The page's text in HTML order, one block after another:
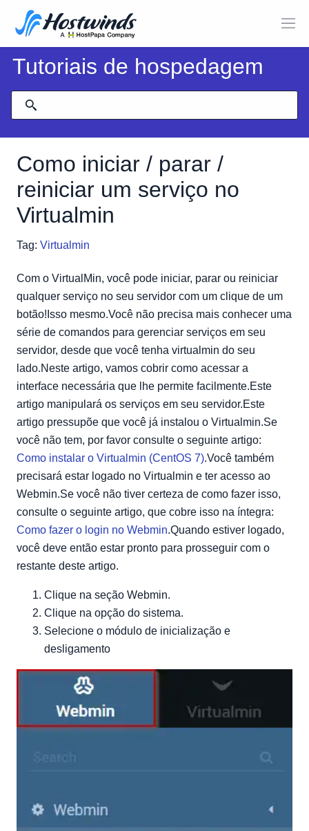
Tutoriais de hospedagem
Como iniciar / parar /
reiniciar um serviço no
Virtualmin
Tag: Virtualmin
Com o VirtualMin, você pode iniciar, parar ou reiniciar
qualquer serviço no seu servidor com um clique de um
botão!Isso mesmo.Você não precisa mais conhecer uma
série de comandos para gerenciar serviços em seu
servidor, desde que você tenha virtualmin do seu
lado.Neste artigo, vamos cobrir como acessar a
interface necessária que lhe permite facilmente.Este
artigo manipulará os serviços em seu servidor.Este
artigo pressupõe que você já instalou o Virtualmin.Se
você não tem, por favor consulte o seguinte artigo:
Como instalar o Virtualmin (CentOS 7).Você também
precisará estar logado no Virtualmin e ter acesso ao
Webmin.Se você não tiver certeza de como fazer isso,
consulte o seguinte artigo, que cobre isso na íntegra:
Como fazer o login no Webmin.Quando estiver logado,
você deve então estar pronto para prosseguir com o
restante deste artigo.
Clique na seção Webmin.
Clique na opção do sistema.
Selecione o módulo de inicialização e
desligamento